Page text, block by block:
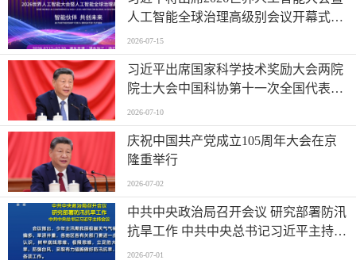
人工智能全球治理高级别会议开幕式并
发表主旨讲话
2026-07-15
习近平出席国家科学技术奖励大会两院
院士大会中国科协第十一次全国代表大
会并发表重要讲话
2026-07-10
庆祝中国共产党成立105周年大会在京
隆重举行
2026-07-02
中共中央政治局召开会议 研究部署防汛
抗旱工作 中共中央总书记习近平主持会
议
2026-07-01